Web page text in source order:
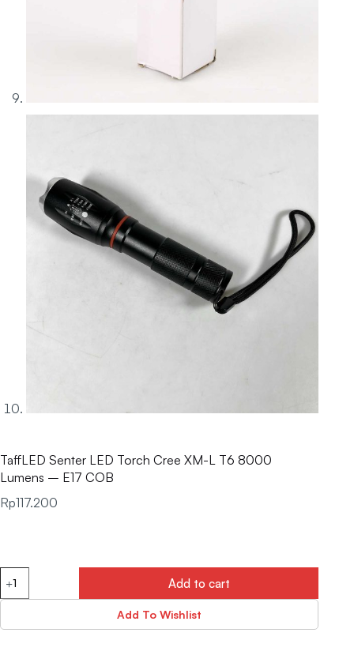
TaffLED Senter LED Torch Cree XM-L T6 8000
Lumens – E17 COB
Rp117.200
Add to cart
Add To Wishlist